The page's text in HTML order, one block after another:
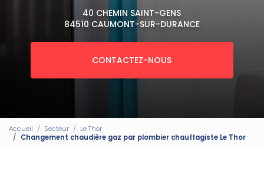
40 CHEMIN SAINT-GENS
84510 CAUMONT-SUR-DURANCE
CONTACTEZ-NOUS
Accueil Secteur
Le Thor
Changement chaudière gaz par plombier chauffagiste Le Thor